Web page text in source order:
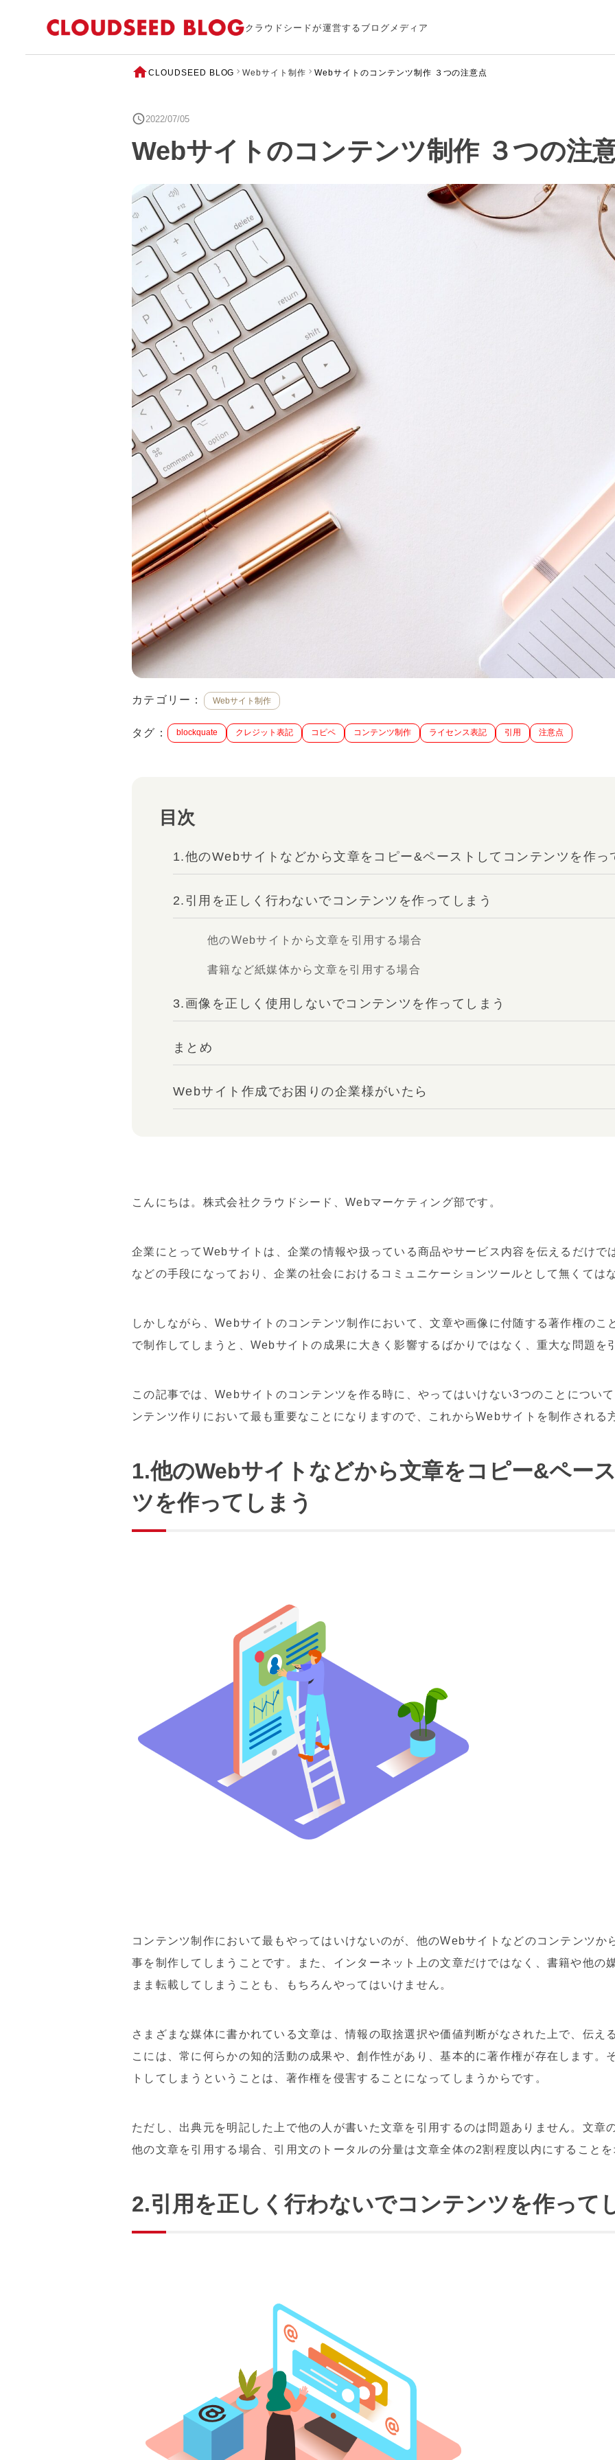
クラウドシードが運営するブログメディア
CLOUDSEED BLOG Webサイト制作 Webサイトのコンテンツ制作 ３つの注意点
2022/07/05
Webサイトのコンテンツ制作 ３つの注
カテゴリー： Webサイト制作
タグ： blockquate クレジット表記 コピペ コンテンツ制作 ライセンス表記 引用 注意点
目次
1.他のWebサイトなどから文章をコピー&ペーストしてコンテンツを作っ
2.引用を正しく行わないでコンテンツを作ってしまう
他のWebサイトから文章を引用する場合
書籍など紙媒体から文章を引用する場合
3.画像を正しく使用しないでコンテンツを作ってしまう
まとめ
Webサイト作成でお困りの企業様がいたら
こんにちは。株式会社クラウドシード、Webマーケティング部です。
企業にとってWebサイトは、企業の情報や扱っている商品やサービス内容を伝えるだけで
などの手段になっており、企業の社会におけるコミュニケーションツールとして無くては
しかしながら、Webサイトのコンテンツ制作において、文章や画像に付随する著作権のこ
で制作してしまうと、Webサイトの成果に大きく影響するばかりではなく、重大な問題を
この記事では、Webサイトのコンテンツを作る時に、やってはいけない3つのことについ
ンテンツ作りにおいて最も重要なことになりますので、これからWebサイトを制作される
1.他のWebサイトなどから文章をコピー&ペー
ツを作ってしまう
コンテンツ制作において最もやってはいけないのが、他のWebサイトなどのコンテンツか
事を制作してしまうことです。また、インターネット上の文章だけではなく、書籍や他の
まま転載してしまうことも、もちろんやってはいけません。
さまざまな媒体に書かれている文章は、情報の取捨選択や価値判断がなされた上で、伝え
こには、常に何らかの知的活動の成果や、創作性があり、基本的に著作権が存在します。
トしてしまうということは、著作権を侵害することになってしまうからです。
ただし、出典元を明記した上で他の人が書いた文章を引用するのは問題ありません。文章
他の文章を引用する場合、引用文のトータルの分量は文章全体の2割程度以内にすること
2.引用を正しく行わないでコンテンツを作って